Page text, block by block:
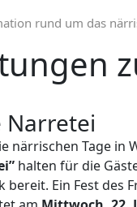
rund um das
Narretei
närrischen Tage in
halten für die
Ein Fest des